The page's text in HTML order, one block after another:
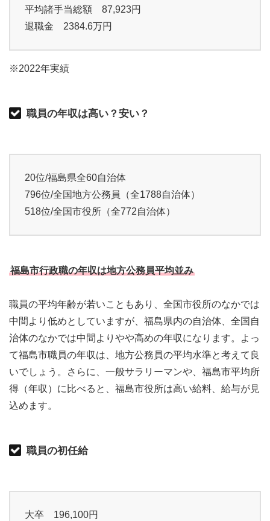
平均諸手当総額 87,923円
退職金 2384.6万円
※2022年実績
職員の年収は高い？安い？
20位/福島県全60自治体
796位/全国地方公務員（全1788自治体）
518位/全国市役所（全772自治体）
福島市行政職の年収は地方公務員平均並み
職員の平均年齢が若いこともあり、全国市役所のなかでは
中間より低めとしていますが、福島県内の自治体、全国自
治体のなかでは中間よりやや高めの年収になります。よっ
て福島市職員の年収は、地方公務員の平均水準と考えて良
いでしょう。さらに、一般サラリーマンや、福島市平均所
得（年収）に比べると、福島市役所は高い給料、給与が見
込めます。
職員の初任給
大卒 196,100円